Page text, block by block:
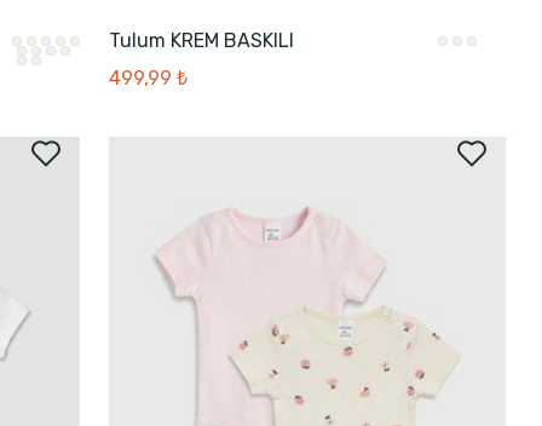
Tulum KREM BASKILI
499,99 ₺